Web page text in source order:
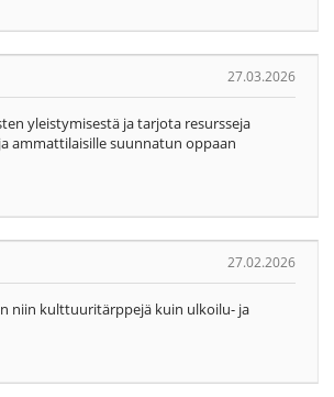
27.03.2026
yleistymisestä ja tarjota resursseja
ammattilaisille suunnatun oppaan
27.02.2026
niin kulttuuritärppejä kuin ulkoilu- ja